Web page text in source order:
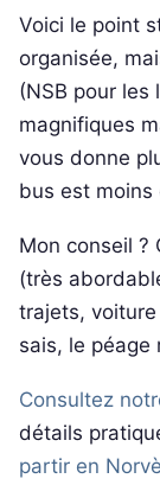
Voici le point
organisée,
(NSB pour
magnifiques
vous donne
bus est moins
Mon conseil ?
(très
trajets,
sais, le
Consultez
détails
partir en